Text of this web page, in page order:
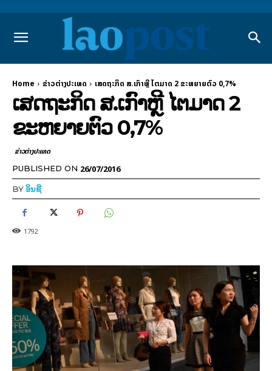
Home ຂ່າວຕ່າງປະເທດ ເສດຖະກິດ​ ສ.ເກົາຫຼີ ​ໄຕ​ມາດ 2 ຂະຫຍາຍຕົວ 0,7%
ເສດຖະກິດ​ ສ.ເກົາຫຼີ ​ໄຕ​ມາດ 2
ຂະຫຍາຍຕົວ 0,7%
ຂ່າວຕ່າງປະເທດ
PUBLISHED ON 26/07/2016
BYອິນຊີ
1792